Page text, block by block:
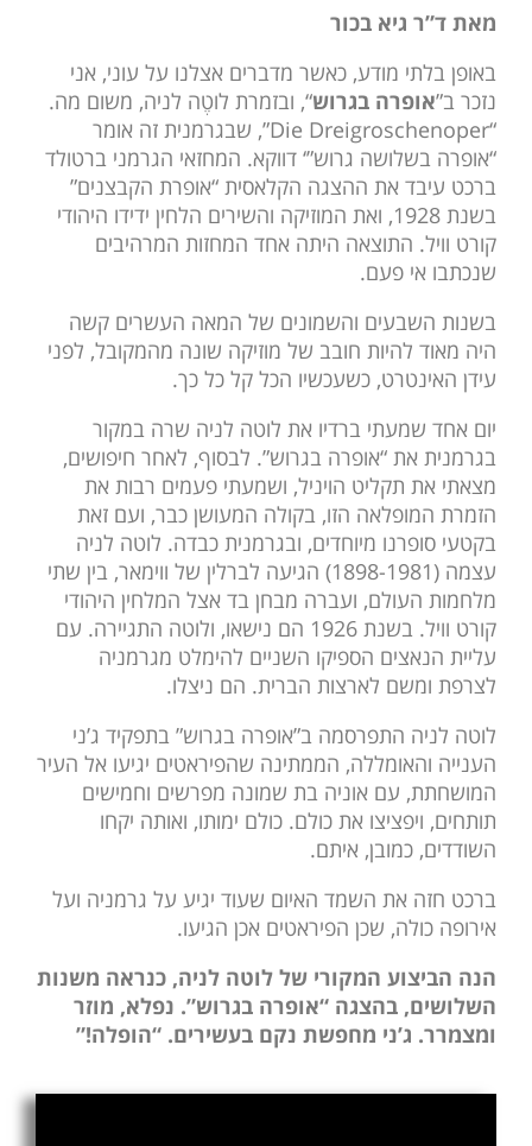
מאת ד”ר גיא בכור
באופן בלתי מודע, כאשר מדברים אצלנו על עוני, אני
נזכר ב”אופרה בגרוש“, ובזמרת לוטֶה לניה, משום מה.
“Die Dreigroschenoper”, שבגרמנית זה אומר
“אופרה בשלושה גרוש”‘ דווקא. המחזאי הגרמני ברטולד
ברכט עיבד את ההצגה הקלאסית “אופרת הקבצנים”
בשנת 1928, ואת המוזיקה והשירים הלחין ידידו היהודי
קורט וויל. התוצאה היתה אחד המחזות המרהיבים
שנכתבו אי פעם.
בשנות השבעים והשמונים של המאה העשרים קשה
היה מאוד להיות חובב של מוזיקה שונה מהמקובל, לפני
עידן האינטרט, כשעכשיו הכל קל כל כך.
יום אחד שמעתי ברדיו את לוטה לניה שרה במקור
בגרמנית את “אופרה בגרוש”. לבסוף, לאחר חיפושים,
מצאתי את תקליט הויניל, ושמעתי פעמים רבות את
הזמרת המופלאה הזו, בקולה המעושן כבר, ועם זאת
בקטעי סופרנו מיוחדים, ובגרמנית כבדה. לוטה לניה
עצמה (1898-1981) הגיעה לברלין של ווימאר, בין שתי
מלחמות העולם, ועברה מבחן בד אצל המלחין היהודי
קורט וויל. בשנת 1926 הם נישאו, ולוטה התגיירה. עם
עליית הנאצים הספיקו השניים להימלט מגרמניה
לצרפת ומשם לארצות הברית. הם ניצלו.
לוטה לניה התפרסמה ב”אופרה בגרוש” בתפקיד ג’ני
הענייה והאומללה, הממתינה שהפיראטים יגיעו אל העיר
המושחתת, עם אוניה בת שמונה מפרשים וחמישים
תותחים, ויפציצו את כולם. כולם ימותו, ואותה יקחו
השודדים, כמובן, איתם.
ברכט חזה את השמד האיום שעוד יגיע על גרמניה ועל
אירופה כולה, שכן הפיראטים אכן הגיעו.
הנה הביצוע המקורי של לוטה לניה, כנראה משנות
השלושים, בהצגה “אופרה בגרוש”. נפלא, מוזר
ומצמרר. ג’ני מחפשת נקם בעשירים. “הופלה!”